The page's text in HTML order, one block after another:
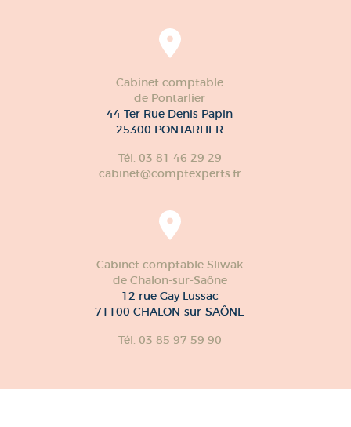
Cabinet comptable
de Pontarlier
44 Ter Rue Denis Papin
25300 PONTARLIER
Tél. 03 81 46 29 29
cabinet@comptexperts.fr
Cabinet comptable Sliwak
de Chalon-sur-Saône
12 rue Gay Lussac
71100 CHALON-sur-SAÔNE
Tél. 03 85 97 59 90